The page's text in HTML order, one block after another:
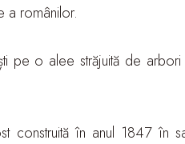
a românilor.
pe o alee străjuită de
construită în anul 1847 în